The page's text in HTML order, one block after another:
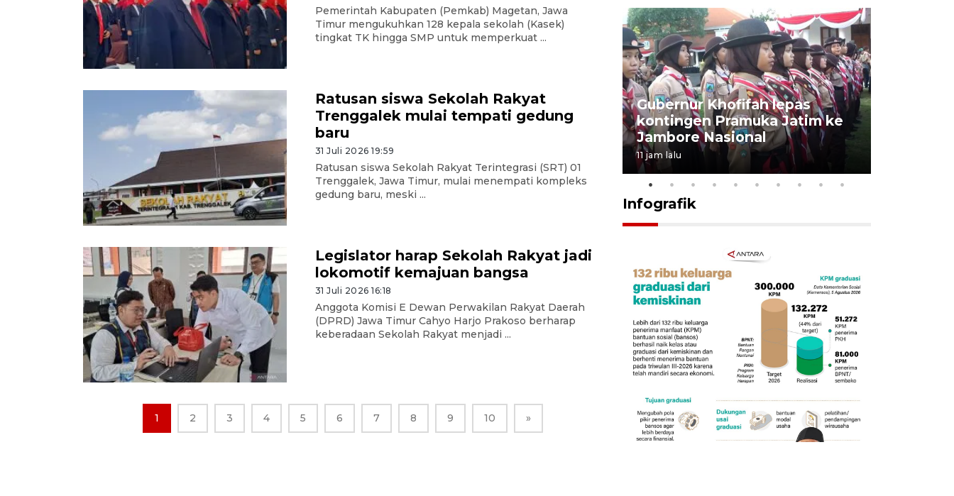
Pemerintah Kabupaten (Pemkab) Magetan, Jawa
Timur mengukuhkan 128 kepala sekolah (Kasek)
tingkat TK hingga SMP untuk memperkuat ...
Ratusan siswa Sekolah Rakyat
Trenggalek mulai tempati gedung
baru
31 Juli 2026 19:59
Ratusan siswa Sekolah Rakyat Terintegrasi (SRT) 01
Trenggalek, Jawa Timur, mulai menempati kompleks
gedung baru, meski ...
Legislator harap Sekolah Rakyat jadi
lokomotif kemajuan bangsa
31 Juli 2026 16:18
Anggota Komisi E Dewan Perwakilan Rakyat Daerah
(DPRD) Jawa Timur Cahyo Harjo Prakoso berharap
keberadaan Sekolah Rakyat menjadi ...
1 2 3 4 5 6 7 8 9 10 »
BNPB optimalkan penguatan
Desa Tangguh Bencana di
5 Agustus 2026 19:09
Gubernur Khofifah lepas
kontingen Pramuka Jatim ke
Jambore Nasional
11 jam lalu
Infografik